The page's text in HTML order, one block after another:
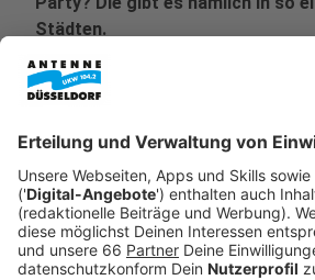
Städten.
Veröffentlicht:
Anzeige
Rudelgucken kennt man in
wenn Fußball-Welt- und -
anstehen. Egal an welchem